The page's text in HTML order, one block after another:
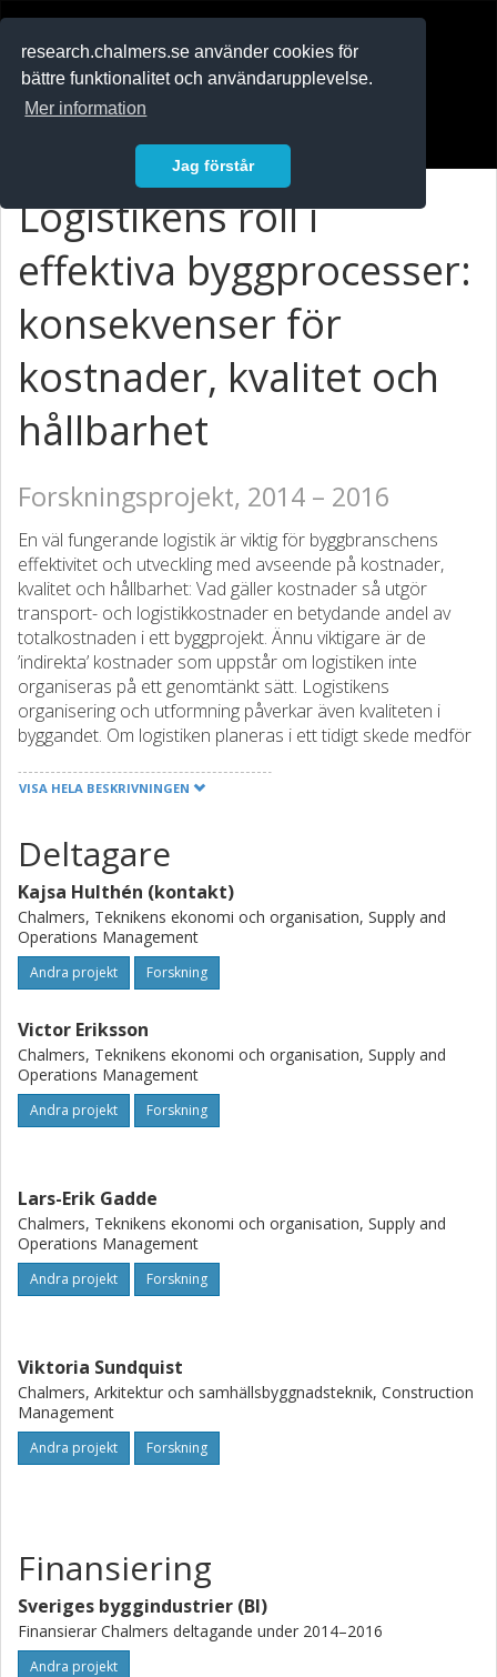
research.chalmers.se använder cookies för
bättre funktionalitet och användarupplevelse.
Mer information
Jag förstår
Logistikens roll i
effektiva byggprocesser:
konsekvenser för
kostnader, kvalitet och
hållbarhet
Forskningsprojekt, 2014 – 2016
En väl fungerande logistik är viktig för byggbranschens
effektivitet och utveckling med avseende på kostnader,
kvalitet och hållbarhet: Vad gäller kostnader så utgör
transport- och logistikkostnader en betydande andel av
totalkostnaden i ett byggprojekt. Ännu viktigare är de
’indirekta’ kostnader som uppstår om logistiken inte
organiseras på ett genomtänkt sätt. Logistikens
organisering och utformning påverkar även kvaliteten i
byggandet. Om logistiken planeras i ett tidigt skede medför
och svinn. Med avseende på de ökade krav som samhället
denna studie analyseras logistikens roll i effektiva
byggprocesser.
VISA HELA BESKRIVNINGEN
Deltagare
Kajsa Hulthén (kontakt)
Chalmers, Teknikens ekonomi och organisation, Supply and
Operations Management
Andra projekt Forskning
Victor Eriksson
Chalmers, Teknikens ekonomi och organisation, Supply and
Operations Management
Andra projekt Forskning
Lars-Erik Gadde
Chalmers, Teknikens ekonomi och organisation, Supply and
Operations Management
Andra projekt Forskning
Viktoria Sundquist
Chalmers, Arkitektur och samhällsbyggnadsteknik, Construction
Management
Andra projekt Forskning
Finansiering
Sveriges byggindustrier (BI)
Finansierar Chalmers deltagande under 2014–2016
Andra projekt